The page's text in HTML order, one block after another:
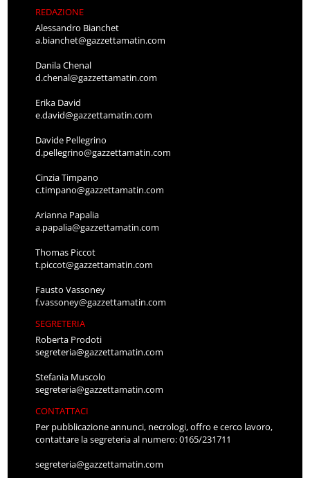
REDAZIONE
Alessandro Bianchet
a.bianchet@gazzettamatin.com
Danila Chenal
d.chenal@gazzettamatin.com
Erika David
e.david@gazzettamatin.com
Davide Pellegrino
d.pellegrino@gazzettamatin.com
Cinzia Timpano
c.timpano@gazzettamatin.com
Arianna Papalia
a.papalia@gazzettamatin.com
Thomas Piccot
t.piccot@gazzettamatin.com
Fausto Vassoney
f.vassoney@gazzettamatin.com
SEGRETERIA
Roberta Prodoti
segreteria@gazzettamatin.com
Stefania Muscolo
segreteria@gazzettamatin.com
CONTATTACI
Per pubblicazione annunci, necrologi, offro e cerco lavoro,
contattare la segreteria al numero: 0165/231711
segreteria@gazzettamatin.com